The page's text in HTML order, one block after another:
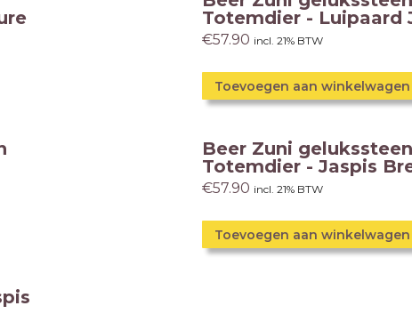
Totemdier - Luipaard
€57.90 incl. 21% BTW
Toevoegen aan winkelwagen
Beer Zuni
Totemdier - Jaspis
€57.90 incl. 21% BTW
Toevoegen aan winkelwagen